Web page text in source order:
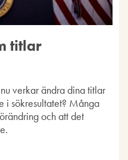
titlar
verkar ändra dina titlar
i sökresultatet? Många
och att det